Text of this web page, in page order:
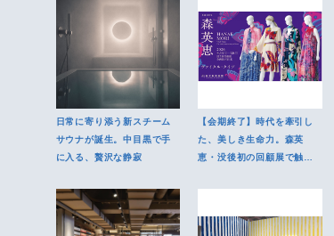
日常に寄り添う新スチーム
サウナが誕生。中目黒で手
に入る、贅沢な静寂
【会期終了】時代を牽引し
た、美しき生命力。森英
恵・没後初の回顧展で触れ